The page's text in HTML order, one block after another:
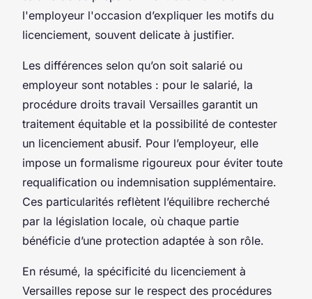
l'employeur l'occasion d’expliquer les motifs du
licenciement, souvent delicate à justifier.
Les différences selon qu’on soit salarié ou
employeur sont notables : pour le salarié, la
procédure droits travail Versailles garantit un
traitement équitable et la possibilité de contester
un licenciement abusif. Pour l’employeur, elle
impose un formalisme rigoureux pour éviter toute
requalification ou indemnisation supplémentaire.
Ces particularités reflètent l’équilibre recherché
par la législation locale, où chaque partie
bénéficie d’une protection adaptée à son rôle.
En résumé, la spécificité du licenciement à
Versailles repose sur le respect des procédures